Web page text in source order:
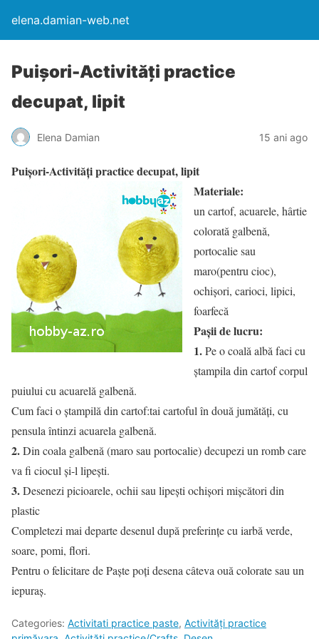
elena.damian-web.net
Puişori-Activităţi practice
decupat, lipit
Elena Damian 15 ani ago
Puişori-Activităţi practice decupat, lipit
Materiale:
un cartof, acuarele, hârtie
colorată galbenă,
portocalie sau
maro(pentru cioc),
ochişori, carioci, lipici,
foarfecă
Paşii de lucru:
1.Pe o coală albă faci cu
ştampila din cartof corpul
puiului cu acuarelă galbenă.
Cum faci o ştampilă din cartof:tai cartoful în două jumătăţi, cu
pensula întinzi acuarela galbenă.
2.Din coala galbenă (maro sau portocalie) decupezi un romb care
va fi ciocul şi-l lipeşti.
3.Desenezi picioarele, ochii sau lipeşti ochişori mişcători din
plastic
Completezi mai departe desenul după preferinţe cu iarbă verde,
soare, pomi, flori.
Pentru o felicitare de Paşte poţi desena câteva ouă colorate sau un
iepuraş.
Categories: Activitati practice paste, Activități practice